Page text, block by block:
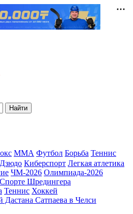
Найти
ММА Футбол Борьба Теннис
Дзюдо Киберспорт Легкая атлетика
ЧМ-2026 Олимпиада-2026
Шредингера
Теннис Хоккей
Дастана Сатпаева в Челси